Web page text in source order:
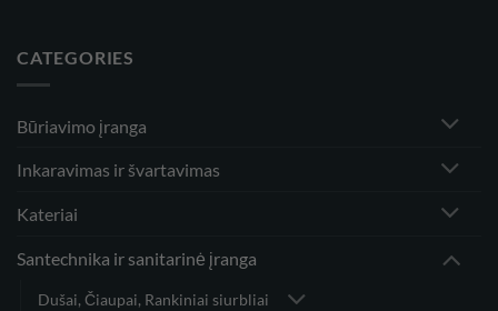
CATEGORIES
Būriavimo įranga
Inkaravimas ir švartavimas
Kateriai
Santechnika ir sanitarinė įranga
Dušai, Čiaupai, Rankiniai siurbliai